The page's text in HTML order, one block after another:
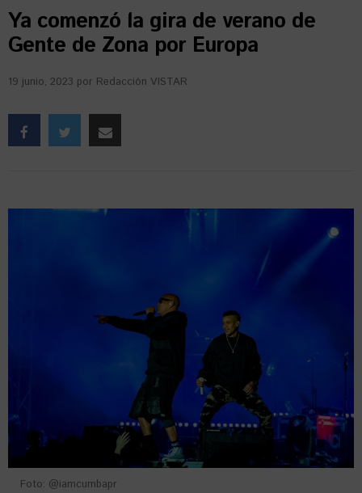
Ya comenzó la gira de verano de
Gente de Zona por Europa
19 junio, 2023 por Redacción VISTAR
Foto: @iamcumbapr